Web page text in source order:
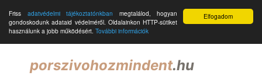
Elfogadom
Friss adatvédelmi tájékoztatónkban megtalálod, hogyan
gondoskodunk adataid védelméről. Oldalainkon HTTP-sütiket
használunk a jobb működésért. További információk
porszivohozmindent.hu